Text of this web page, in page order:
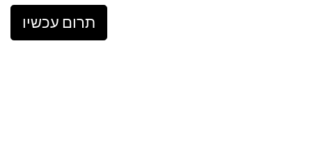
תרום עכשיו